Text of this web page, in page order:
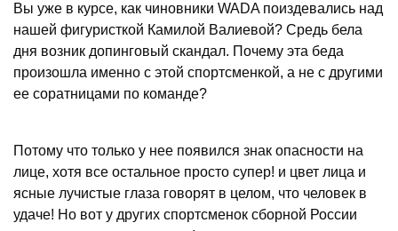
Вы уже в курсе, как чиновники WADA поиздевались над
нашей фигуристкой Камилой Валиевой? Средь бела
дня возник допинговый скандал. Почему эта беда
произошла именно с этой спортсменкой, а не с другими
ее соратницами по команде?
Потому что только у нее появился знак опасности на
лице, хотя все остальное просто супер! и цвет лица и
ясные лучистые глаза говорят в целом, что человек в
удаче! Но вот у других спортсменок сборной России